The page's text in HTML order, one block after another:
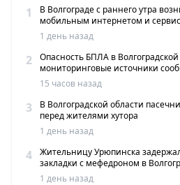
1
В Волгограде с раннего утра
мобильным интернетом и
1 день назад
2
Опасность БПЛА в
мониторинговые источники
беспилотников
15 часов назад
3
В Волгоградской области
перед жителями хутора
1 день назад
4
Жительницу Урюпинска
закладки с мефедроном в
1 день назад